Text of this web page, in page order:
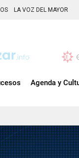
LA VOZ DEL MAYOR
Agenda y